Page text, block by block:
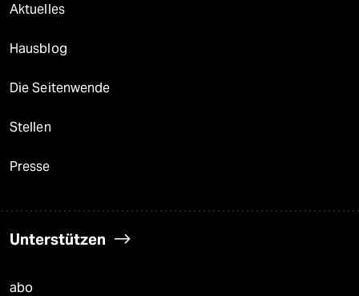
Aktuelles
Hausblog
Die Seitenwende
Stellen
Presse
Unterstützen
abo